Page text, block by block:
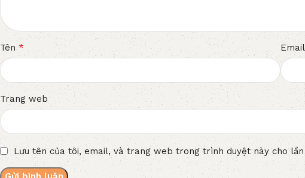
Tên* Email
Trang web
Lưu tên của tôi, email, và trang web trong trình duyệt này cho